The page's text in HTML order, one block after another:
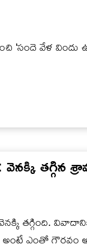
'సందె వేళ
వెనక్కి తగ్గిన
వెనక్కి తగ్గింది.
అంటే ఎంతో